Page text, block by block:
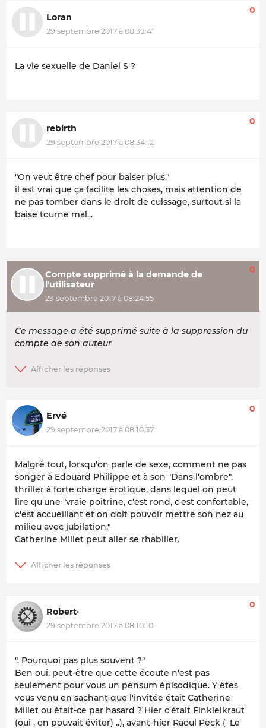
Loran
29 septembre 2017 à 08:39:41
0
La vie sexuelle de Daniel S ?
rebirth
29 septembre 2017 à 08:34:12
0
"On veut être chef pour baiser plus."
il est vrai que ça facilite les choses, mais attention de
ne pas tomber dans le droit de cuissage, surtout si la
baise tourne mal...
Compte supprimé à la demande de
l'utilisateur
29 septembre 2017 à 08:24:55
0
Ce message a été supprimé suite à la suppression du
compte de son auteur
Ervé
29 septembre 2017 à 08:10:37
0
Malgré tout, lorsqu'on parle de sexe, comment ne pas
songer à Edouard Philippe et à son "Dans l'ombre",
thriller à forte charge érotique, dans lequel on peut
lire qu'une "vraie poitrine, c'est rond, c'est confortable,
c'est accueillant et on doit pouvoir mettre son nez au
milieu avec jubilation."
Catherine Millet peut aller se rhabiller.
Robert·
29 septembre 2017 à 08:10:10
0
". Pourquoi pas plus souvent ?"
Ben oui, peut-être que cette écoute n'est pas
seulement pour vous un pensum épisodique. Y êtes
vous venu en sachant que l'invitée était Catherine
Millet ou était-ce par hasard ? Hier c'était Finkielkraut
(oui , on pouvait éviter) ..), avant-hier Raoul Peck ( 'Le